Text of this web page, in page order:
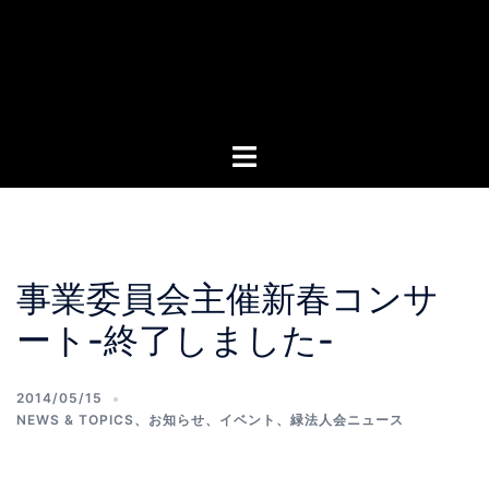
事業委員会主催新春コンサ
ート-終了しました-
2014/05/15
NEWS & TOPICS、 お知らせ、 イベント 、 緑法人会ニュース